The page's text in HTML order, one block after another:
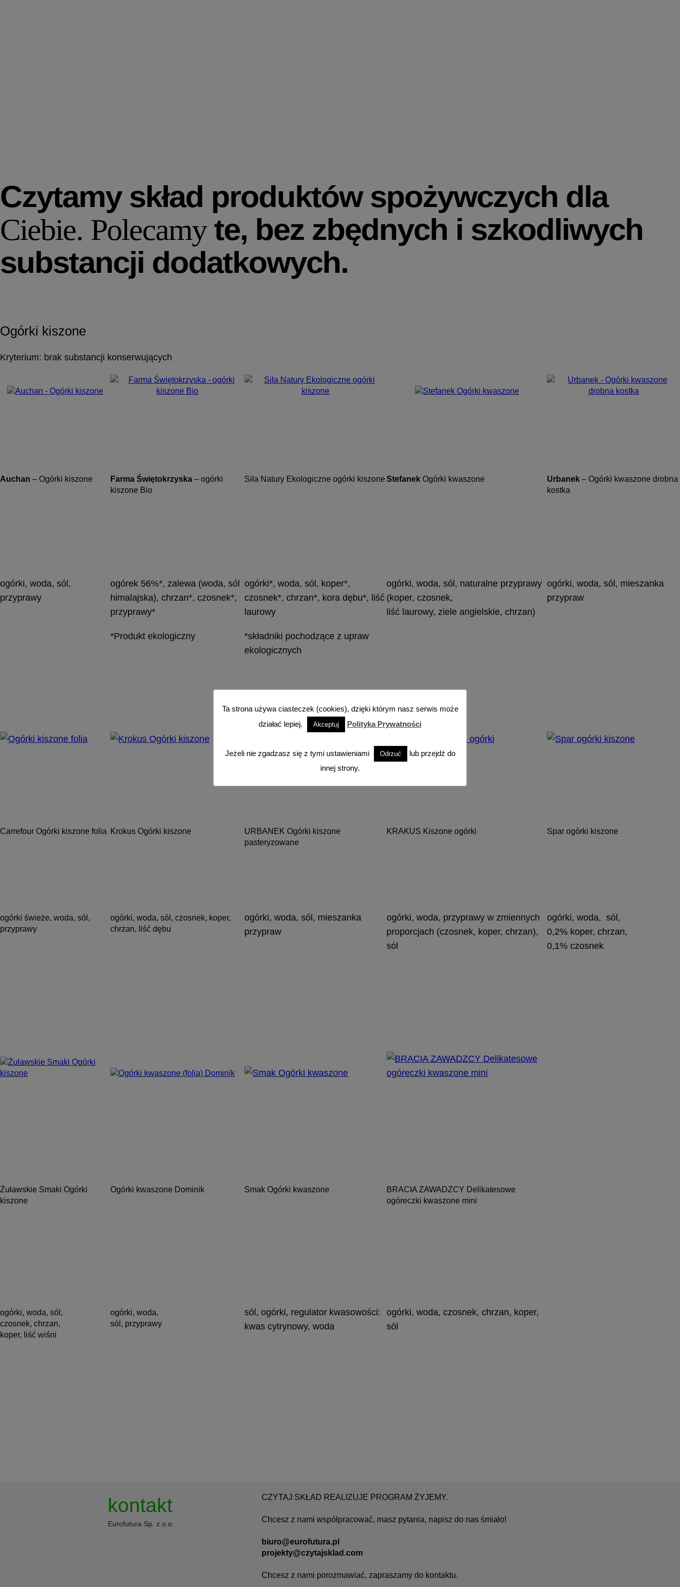
Czytamy skład produktów spożywczych dla
Ciebie. Polecamyte, bez zbędnych i szkodliwych
substancji dodatkowych.
Ogórki kiszone
Kryterium: brak substancji konserwujących
Auchan – Ogórki kiszone Farma Świętokrzyska – ogórki
kiszone Bio
Siła Natury Ekologiczne ogórki kiszone Stefanek Ogórki kwaszone Urbanek – Ogórki kwaszone drobna
kostka
ogórki, woda, sól,
przyprawy
ogórek 56%*, zalewa (woda, sól
himalajska), chrzan*, czosnek*,
przyprawy*
*Produkt ekologiczny
ogórki*, woda, sól, koper*,
czosnek*, chrzan*, kora dębu*, liść
laurowy
*składniki pochodzące z upraw
ekologicznych
ogórki, woda, sól, naturalne przyprawy
(koper, czosnek,
liść laurowy, ziele angielskie, chrzan)
ogórki, woda, sól, mieszanka
przypraw
Carrefour Ogórki kiszone folia Krokus Ogórki kiszone
URBANEK Ogórki kiszone
pasteryzowane
KRAKUS Kiszone ogórki Spar ogórki kiszone
ogórki świeże, woda, sól,
przyprawy
ogórki, woda, sól, czosnek, koper,
chrzan, liść dębu
ogórki, woda, sól, mieszanka
przypraw
ogórki, woda, przyprawy w zmiennych
proporcjach (czosnek, koper, chrzan),
sól
ogórki, woda, sól,
0,2% koper, chrzan,
0,1% czosnek
Żuławskie Smaki Ogórki
kiszone
Ogórki kwaszone Dominik Smak Ogórki kwaszone
BRACIA ZAWADZCY Delikatesowe
ogóreczki kwaszone mini
ogórki, woda, sól,
czosnek, chrzan,
koper, liść wiśni
ogórki, woda,
sól, przyprawy
sól, ogórki, regulator kwasowości:
kwas cytrynowy, woda
ogórki, woda, czosnek, chrzan, koper,
sól
kontakt
Eurofutura Sp. z o.o.
CZYTAJ SKŁAD REALIZUJE PROGRAM ŻYJEMY.
Chcesz z nami współpracować, masz pytania, napisz do nas śmiało!
biuro@eurofutura.pl
projekty@czytajsklad.com
Chcesz z nami porozmawiać, zapraszamy do kontaktu.
Ta strona używa ciasteczek (cookies), dzięki którym nasz serwis może
działać lepiej.
Akceptuj Polityka Prywatności
Jeżeli nie zgadzasz się z tymi ustawieniami Odrzuć
lub przejdź do
innej strony.